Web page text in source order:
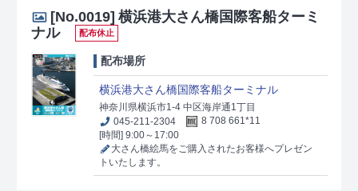
[No.0019] 横浜港大さん橋国際客船ターミ
ナル
配布休止
配布場所
横浜港大さん橋国際客船ターミナル
神奈川県横浜市1-4 中区海岸通1丁目
045-211-2304
8 708 661*11
[時間] 9:00～17:00
大さん橋絵馬をご購入されたお客様へプレゼン
トいたします。